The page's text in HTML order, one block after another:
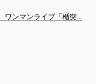
ワンマンライブ「楯突...